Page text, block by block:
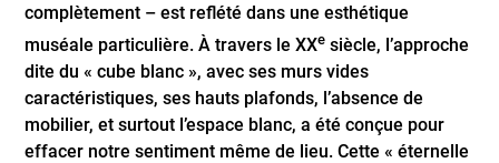
complètement – est reflété dans une esthétique
muséale particulière. À travers le XXe siècle, l’approche
dite du « cube blanc », avec ses murs vides
caractéristiques, ses hauts plafonds, l’absence de
mobilier, et surtout l’espace blanc, a été conçue pour
effacer notre sentiment même de lieu. Cette « éternelle